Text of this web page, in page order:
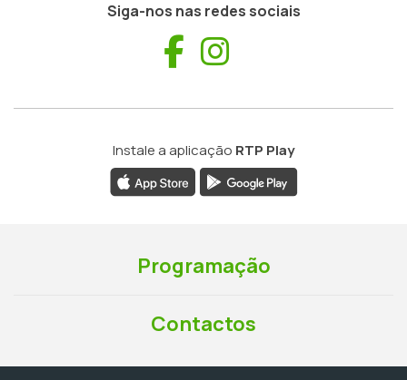
Siga-nos nas redes sociais
Facebook
Instale a aplicação RTP Play
Programação
Contactos